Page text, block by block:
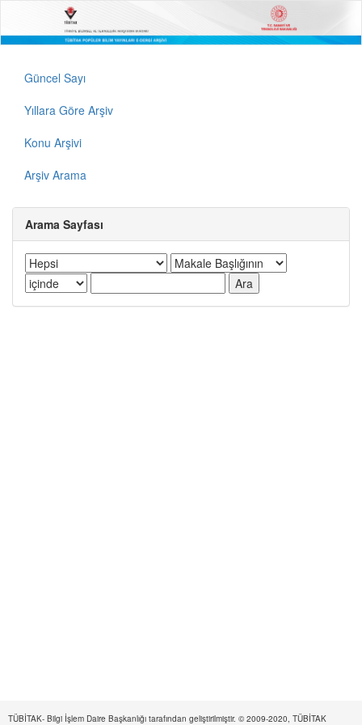
Güncel Sayı
Yıllara Göre Arşiv
Konu Arşivi
Arşiv Arama
Arama Sayfası
TÜBİTAK- Bilgi İşlem Daire Başkanlığı tarafından geliştirilmiştir. © 2009-2020, TÜBİTAK